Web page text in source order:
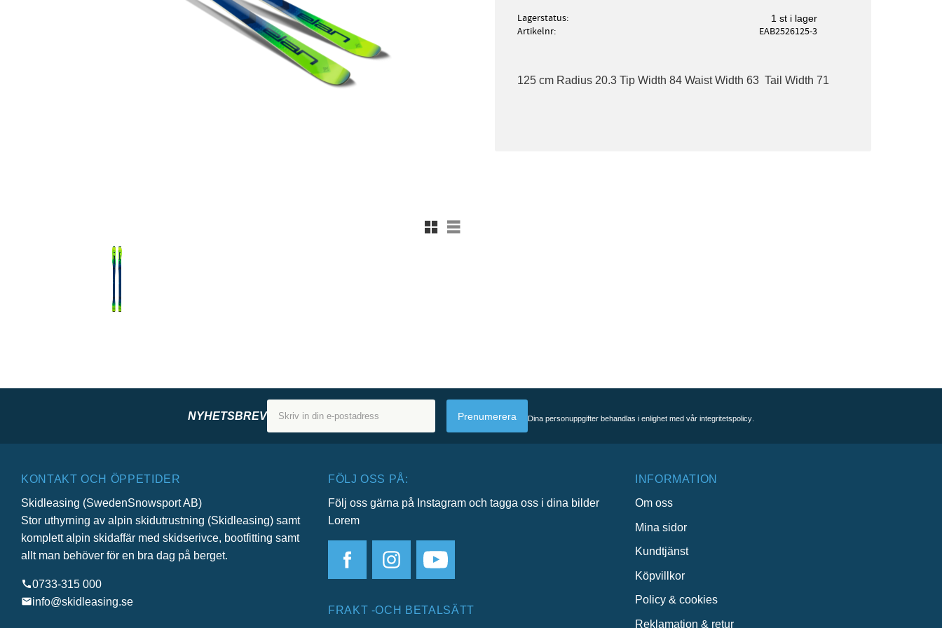
Rutnätsvy
Listvy
Lagerstatus 1 st i lager
Artikelnr EAB2526125-3
125 cm Radius 20.3 Tip Width 84 Waist Width 63 Tail Width 71
NYHETSBREV Prenumerera Dina personuppgifter behandlas i enlighet med vår integritetspolicy.
KONTAKT OCH ÖPPETIDER
Skidleasing (SwedenSnowsport AB)
Stor uthyrning av alpin skidutrustning (Skidleasing) samt
komplett alpin skidaffär med skidserivce, bootfitting samt
allt man behöver för en bra dag på berget.
0733-315 000
info@skidleasing.se
FÖLJ OSS PÅ:
Följ oss gärna på Instagram och tagga oss i dina bilder
Lorem
FRAKT -OCH BETALSÄTT
INFORMATION
Om oss
Mina sidor
Kundtjänst
Köpvillkor
Policy & cookies
Reklamation & retur